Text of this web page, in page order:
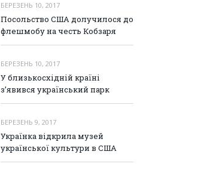
БЕРЕЗЕНЬ 10, 2017
Посольство США долучилося до
флешмобу на честь Кобзаря
БЕРЕЗЕНЬ 10, 2017
У близькосхідній країні
з’явився український парк
БЕРЕЗЕНЬ 9, 2017
Українка відкрила музей
української культури в США